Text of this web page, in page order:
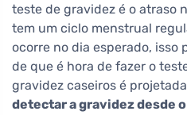
teste de gravidez é o atraso
tem um ciclo menstrual
ocorre no dia esperado, isso
de que é hora de fazer o
gravidez caseiros é
detectar a gravidez desde